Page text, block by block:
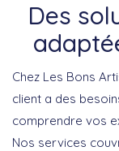
Des
Chez Les Bons
client a des
comprendre vos
Nos services